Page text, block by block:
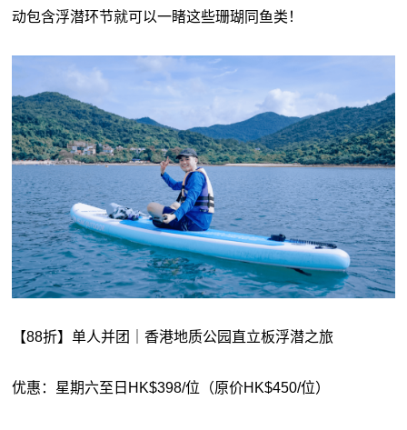
动包含浮潜环节就可以一睹这些珊瑚同鱼类！
【88折】单人并团｜香港地质公园直立板浮潜之旅
优惠：星期六至日HK$398/位（原价HK$450/位）